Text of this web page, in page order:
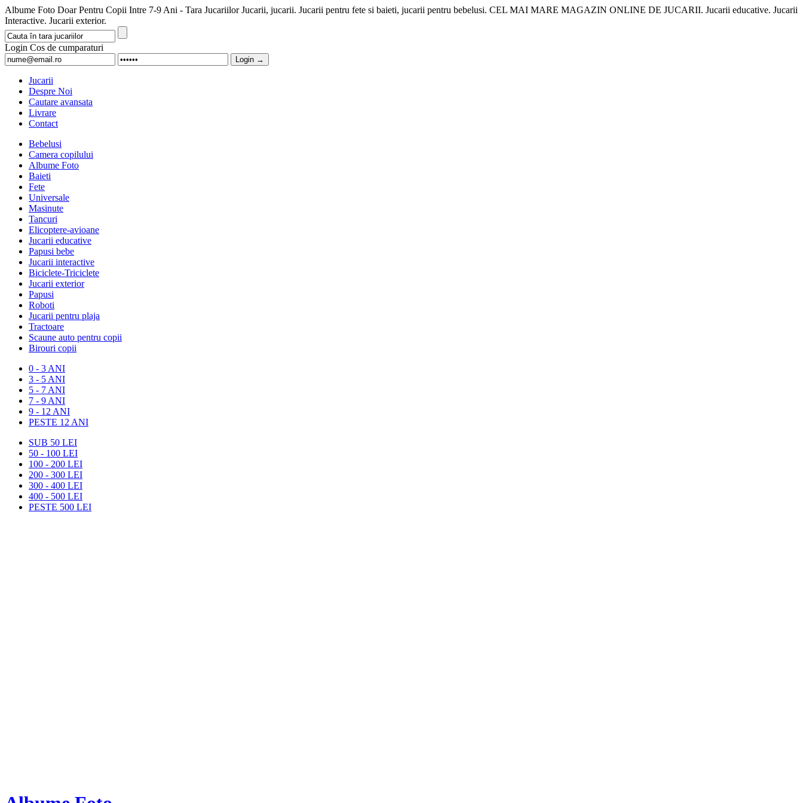
Albume Foto Doar Pentru Copii Intre 7-9 Ani - Tara Jucariilor Jucarii, jucarii. Jucarii pentru fete si baieti, jucarii pentru bebelusi. CEL MAI MARE MAGAZIN ONLINE DE JUCARII. Jucarii educative. Jucarii
Interactive. Jucarii exterior.
Login Cos de cumparaturi
Jucarii
Despre Noi
Cautare avansata
Livrare
Contact
Bebelusi
Camera copilului
Albume Foto
Baieti
Fete
Universale
Masinute
Tancuri
Elicoptere-avioane
Jucarii educative
Papusi bebe
Jucarii interactive
Biciclete-Triciclete
Jucarii exterior
Papusi
Roboti
Jucarii pentru plaja
Tractoare
Scaune auto pentru copii
Birouri copii
0 - 3 ANI
3 - 5 ANI
5 - 7 ANI
7 - 9 ANI
9 - 12 ANI
PESTE 12 ANI
SUB 50 LEI
50 - 100 LEI
100 - 200 LEI
200 - 300 LEI
300 - 400 LEI
400 - 500 LEI
PESTE 500 LEI